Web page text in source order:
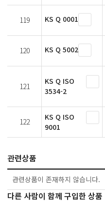
119 KS Q 0001
120 KS Q 5002
121
KS Q ISO
3534-2
122
KS Q ISO
9001
관련상품
관련상품이 존재하지 않습니다.
다른 사람이 함께 구입한 상품